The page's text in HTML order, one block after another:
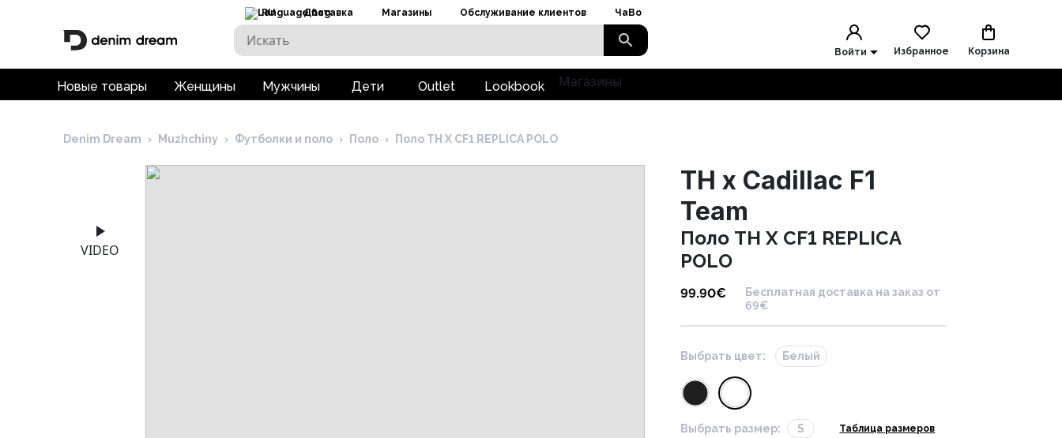
RU Доставка Магазины Обслуживание клиентов ЧаВо
Войти Избранное Корзина
Новые товары Женщины Мужчины Дети Outlet Lookbook Магазины
Denim Dream › Muzhchiny › Футболки и поло › Поло › Поло TH X CF1 REPLICA POLO
VIDEO
TH x Cadillac F1
Team
Поло TH X CF1 REPLICA
POLO
99.90€
Бесплатная доставка на заказ от
69€
Выбрать цвет: Белый
Выбрать размер: S Таблица размеров